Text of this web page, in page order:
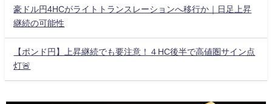
豪ドル円4HCがライトトランスレーションへ移行か｜日足上昇
継続の可能性
【ポンド円】上昇継続でも要注意！４HC後半で高値圏サイン点
灯🚨